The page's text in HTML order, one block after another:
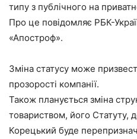
типу з публічного на
Про це повідомляє РБК-
«Апостроф».
Зміна статусу може
прозорості компанії.
Також планується зміна
товариством, його Статуту,
Корецький буде